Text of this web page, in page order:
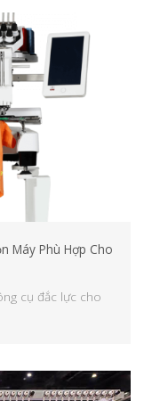
Máy Phù Hợp Cho
cụ đắc lực cho